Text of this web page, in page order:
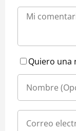
Quiero una